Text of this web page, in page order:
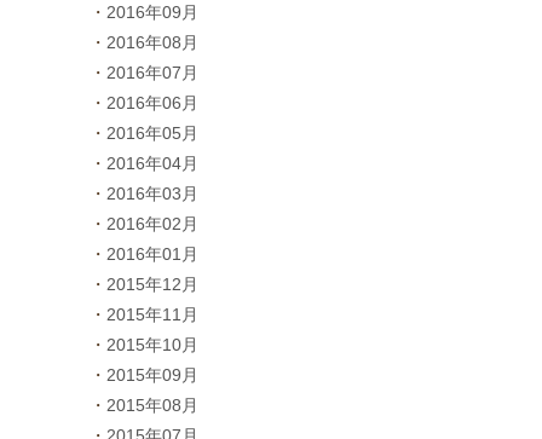
2016年09月
2016年08月
2016年07月
2016年06月
2016年05月
2016年04月
2016年03月
2016年02月
2016年01月
2015年12月
2015年11月
2015年10月
2015年09月
2015年08月
2015年07月